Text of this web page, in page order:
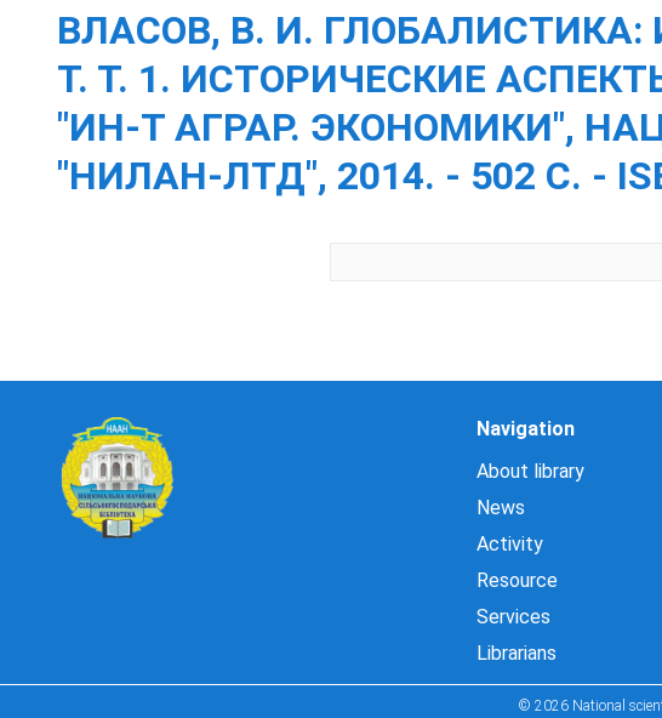
ВЛАСОВ, В. И. ГЛОБАЛИСТИКА:
Т. Т. 1. ИСТОРИЧЕСКИЕ
"ИН-Т АГРАР. ЭКОНОМИКИ",
"НИЛАН-ЛТД", 2014. - 502 С. -
Navigation
About library
News
Activity
Resource
Services
Librarians
© 2026 National